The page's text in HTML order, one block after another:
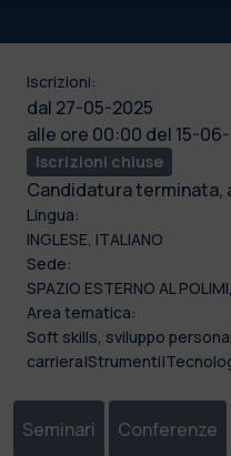
Iscrizioni:
dal 27-05-2025
alle ore 00:00 del 15-
Iscrizioni chiuse
Candidatura terminata,
Lingua:
INGLESE, ITALIANO
Sede:
SPAZIO ESTERNO AL
Area tematica:
Soft skills, sviluppo
Seminari Conferenze